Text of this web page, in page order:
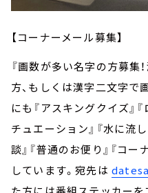
【コーナーメール募集】
『画数が多い名字の方募集
方、もしくは漢字二文字で
にも『アスキングクイズ』
チュエーション』『水に流
談』『普通のお便り』『コ
しています。宛先は